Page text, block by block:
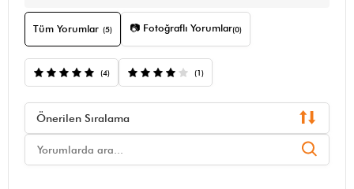
Tüm Yorumlar (5) 📷 Fotoğraflı Yorumlar(0)
(4) (1)
Önerilen Sıralama